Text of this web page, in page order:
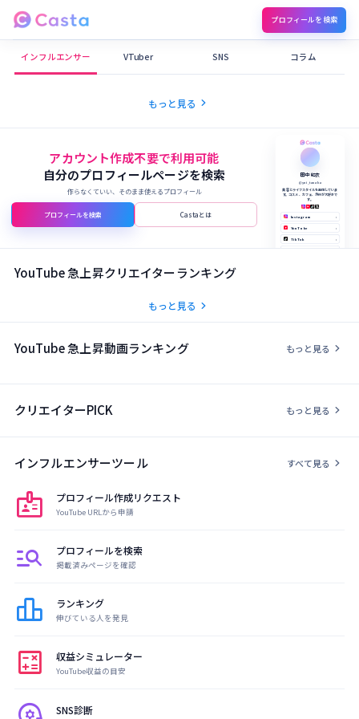
プロフィールを検索
Castaメディア
インフルエンサー VTuber SNS コラム
もっと見る chevron_right
アカウント作成不要で利用可能
自分のプロフィールページを検索
作らなくていい、そのまま使えるプロフィール
プロフィールを検索 Castaとは
田中 結衣
@yui_tanaka
美容とライフスタイルを発信していま
す。コスメ、カフェ、旅行が大好きで
す。
Instagram ›
YouTube ›
TikTok ›
YouTube 急上昇クリエイターランキング
もっと見る chevron_right
YouTube 急上昇動画ランキング もっと見る chevron_right
クリエイターPICK もっと見る chevron_right
インフルエンサーツール すべて見る chevron_right
badge プロフィール作成リクエスト
YouTube URLから申請
manage_search プロフィールを検索
掲載済みページを確認
leaderboard ランキング
伸びている人を発見
calculate 収益シミュレーター
YouTube収益の目安
SNS診断